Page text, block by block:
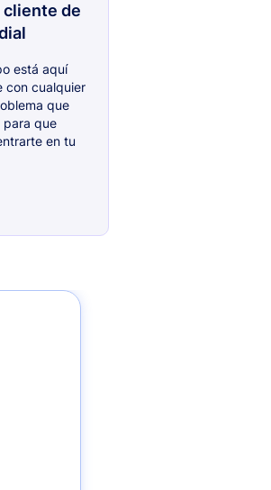
de
está aquí
con cualquier
que
para que
en tu